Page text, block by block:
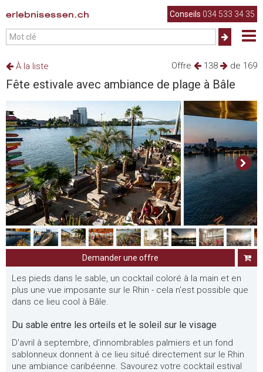
erlebnisessen.ch Conseils 034 533 34 35
Offre 138 de 169
À la liste
Fête estivale avec ambiance de plage à Bâle
Demander une offre
Les pieds dans le sable, un cocktail coloré à la main et en
plus une vue imposante sur le Rhin - cela n'est possible que
dans ce lieu cool à Bâle.
Du sable entre les orteils et le soleil sur le visage
D'avril à septembre, d'innombrables palmiers et un fond
sablonneux donnent à ce lieu situé directement sur le Rhin
une ambiance caribéenne. Savourez votre cocktail estival